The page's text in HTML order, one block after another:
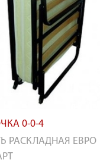
0-0-4
РАСКЛАДНАЯ ЕВРО